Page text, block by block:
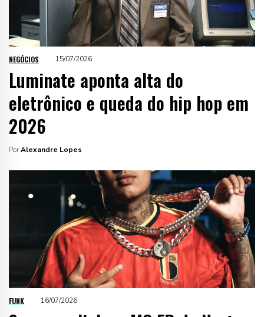
NEGÓCIOS 15/07/2026
Luminate aponta alta do
eletrônico e queda do hip hop em
2026
PorAlexandre Lopes
FUNK 16/07/2026